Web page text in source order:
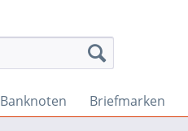
Banknoten Briefmarken